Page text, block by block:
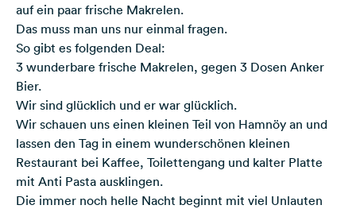
auf ein paar frische Makrelen.
Das muss man uns nur einmal fragen.
So gibt es folgenden Deal:
3 wunderbare frische Makrelen, gegen 3 Dosen Anker
Bier.
Wir sind glücklich und er war glücklich.
Wir schauen uns einen kleinen Teil von Hamnöy an und
lassen den Tag in einem wunderschönen kleinen
Restaurant bei Kaffee, Toilettengang und kalter Platte
mit Anti Pasta ausklingen.
Die immer noch helle Nacht beginnt mit viel Unlauten